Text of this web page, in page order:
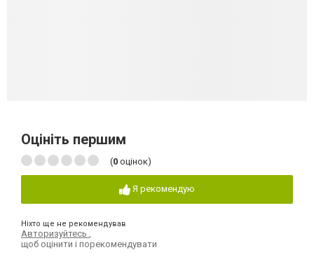
Оцініть першим
(0 оцінок)
Я рекомендую
Ніхто ще не рекомендував
Авторизуйтесь
щоб оцінити і порекомендувати